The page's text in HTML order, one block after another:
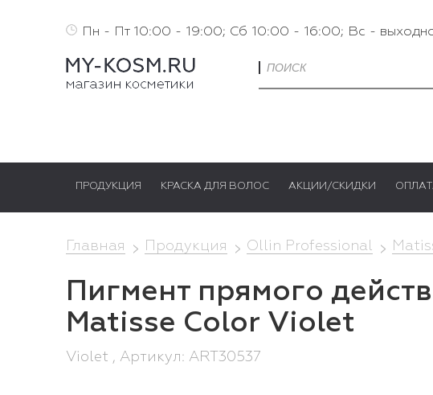
Пн - Пт 10:00 - 19:00; Сб 10:00 - 16:00; Вс -
ПРОДУКЦИЯ КРАСКА ДЛЯ ВОЛОС АКЦИИ/СКИДКИ
Главная Продукция Ollin Professional
Пигмент прямого
Matisse Color Violet
Violet , Артикул: ART30537